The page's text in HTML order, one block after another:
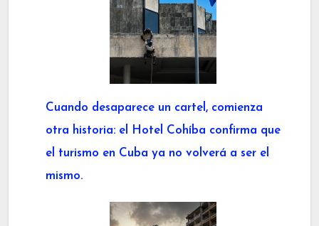
Cuando desaparece un cartel, comienza
otra historia: el Hotel Cohíba confirma que
el turismo en Cuba ya no volverá a ser el
mismo.